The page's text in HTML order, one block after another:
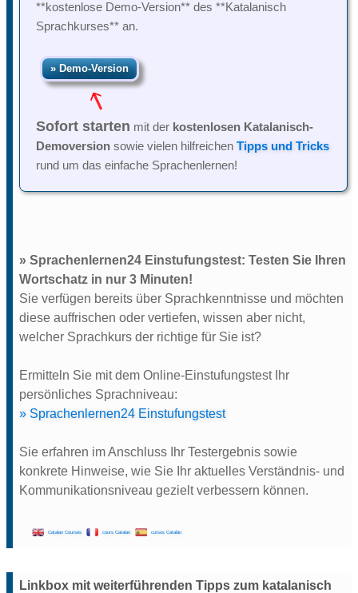
**kostenlose Demo-Version** des **Katalanisch
Sprachkurses** an.
Sofort starten mit der kostenlosen Katalanisch-
Demoversion sowie vielen hilfreichen Tipps und Tricks
rund um das einfache Sprachenlernen!
» Sprachenlernen24 Einstufungstest: Testen Sie Ihren
Wortschatz in nur 3 Minuten!
Sie verfügen bereits über Sprachkenntnisse und möchten
diese auffrischen oder vertiefen, wissen aber nicht,
welcher Sprachkurs der richtige für Sie ist?
Ermitteln Sie mit dem Online-Einstufungstest Ihr
persönliches Sprachniveau:
» Sprachenlernen24 Einstufungstest
Sie erfahren im Anschluss Ihr Testergebnis sowie
konkrete Hinweise, wie Sie Ihr aktuelles Verständnis- und
Kommunikationsniveau gezielt verbessern können.
Catalan Courses cours Catalan cursos Catalán
Linkbox mit weiterführenden Tipps zum katalanisch